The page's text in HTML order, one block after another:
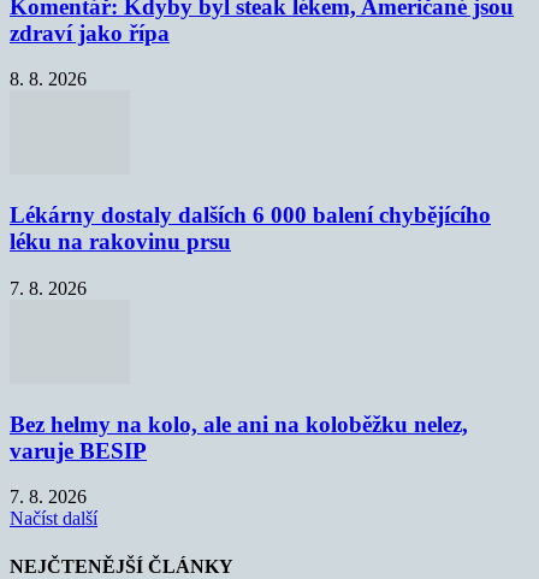
Komentář: Kdyby byl steak lékem, Američané jsou
zdraví jako řípa
8. 8. 2026
Lékárny dostaly dalších 6 000 balení chybějícího
léku na rakovinu prsu
7. 8. 2026
Bez helmy na kolo, ale ani na koloběžku nelez,
varuje BESIP
7. 8. 2026
Načíst další
NEJČTENĚJŠÍ ČLÁNKY